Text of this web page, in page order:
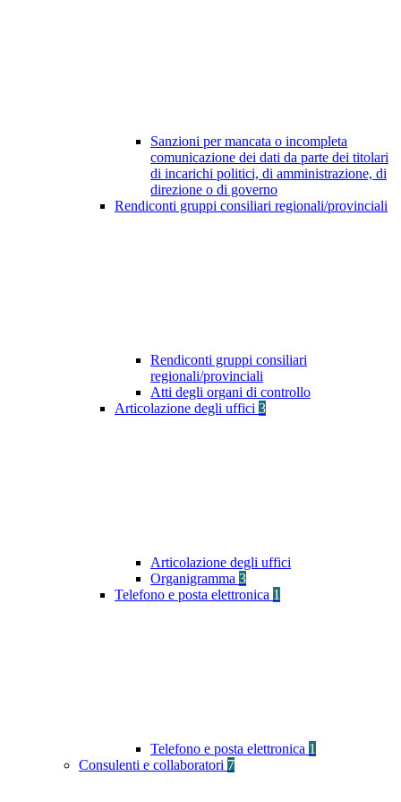
Sanzioni per mancata o incompleta
comunicazione dei dati da parte dei titolari
di incarichi politici, di amministrazione, di
direzione o di governo
Rendiconti gruppi consiliari regionali/provinciali
Rendiconti gruppi consiliari
regionali/provinciali
Atti degli organi di controllo
Articolazione degli uffici 3
Articolazione degli uffici
Organigramma 3
Telefono e posta elettronica 1
Telefono e posta elettronica 1
Consulenti e collaboratori 7